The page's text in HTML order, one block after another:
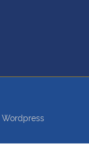
Wordpress